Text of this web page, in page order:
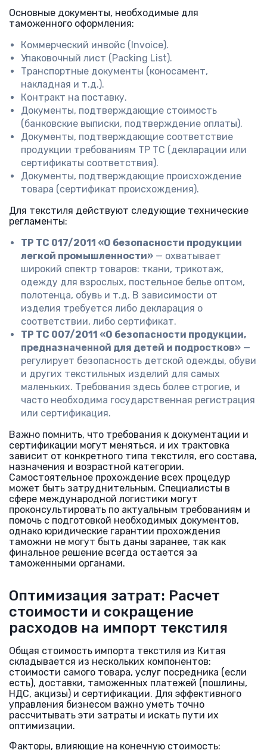
Основные документы, необходимые для
таможенного оформления:
Коммерческий инвойс (Invoice).
Упаковочный лист (Packing List).
Транспортные документы (коносамент,
накладная и т.д.).
Контракт на поставку.
Документы, подтверждающие стоимость
(банковские выписки, подтверждение оплаты).
Документы, подтверждающие соответствие
продукции требованиям ТР ТС (декларации или
сертификаты соответствия).
Документы, подтверждающие происхождение
товара (сертификат происхождения).
Для текстиля действуют следующие технические
регламенты:
ТР ТС 017/2011 «О безопасности продукции
легкой промышленности» — охватывает
широкий спектр товаров: ткани, трикотаж,
одежду для взрослых, постельное белье оптом,
полотенца, обувь и т.д. В зависимости от
изделия требуется либо декларация о
соответствии, либо сертификат.
ТР ТС 007/2011 «О безопасности продукции,
предназначенной для детей и подростков» —
регулирует безопасность детской одежды, обуви
и других текстильных изделий для самых
маленьких. Требования здесь более строгие, и
часто необходима государственная регистрация
или сертификация.
Важно помнить, что требования к документации и
сертификации могут меняться, и их трактовка
зависит от конкретного типа текстиля, его состава,
назначения и возрастной категории.
Самостоятельное прохождение всех процедур
может быть затруднительным. Специалисты в
сфере международной логистики могут
проконсультировать по актуальным требованиям и
помочь с подготовкой необходимых документов,
однако юридические гарантии прохождения
таможни не могут быть даны заранее, так как
финальное решение всегда остается за
таможенными органами.
Оптимизация затрат: Расчет
стоимости и сокращение
расходов на импорт текстиля
Общая стоимость импорта текстиля из Китая
складывается из нескольких компонентов:
стоимости самого товара, услуг посредника (если
есть), доставки, таможенных платежей (пошлины,
НДС, акцизы) и сертификации. Для эффективного
управления бизнесом важно уметь точно
рассчитывать эти затраты и искать пути их
оптимизации.
Факторы, влияющие на конечную стоимость: